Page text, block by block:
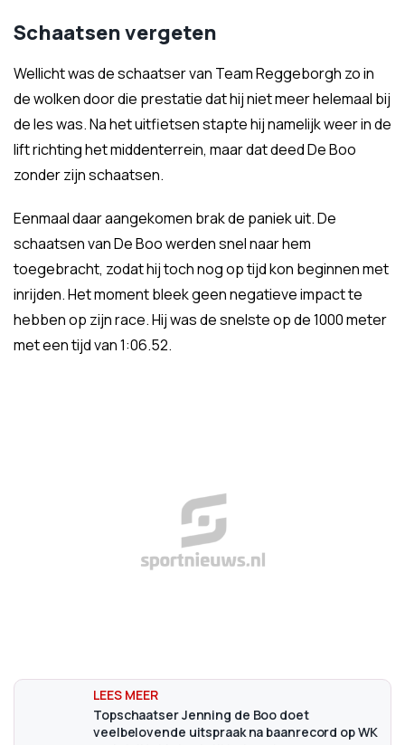
Schaatsen vergeten
Wellicht was de schaatser van Team Reggeborgh zo in
de wolken door die prestatie dat hij niet meer helemaal bij
de les was. Na het uitfietsen stapte hij namelijk weer in de
lift richting het middenterrein, maar dat deed De Boo
zonder zijn schaatsen.
Eenmaal daar aangekomen brak de paniek uit. De
schaatsen van De Boo werden snel naar hem
toegebracht, zodat hij toch nog op tijd kon beginnen met
inrijden. Het moment bleek geen negatieve impact te
hebben op zijn race. Hij was de snelste op de 1000 meter
met een tijd van 1:06.52.
Topschaatser Jenning de Boo doet
veelbelovende uitspraak na baanrecord op WK